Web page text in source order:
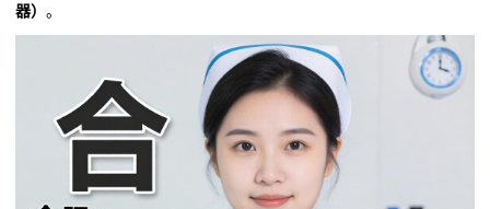
器） 。